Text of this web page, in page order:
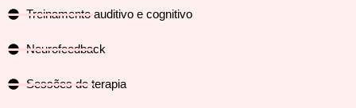
Treinamento auditivo e cognitivo
Neurofeedback
Sessões de terapia